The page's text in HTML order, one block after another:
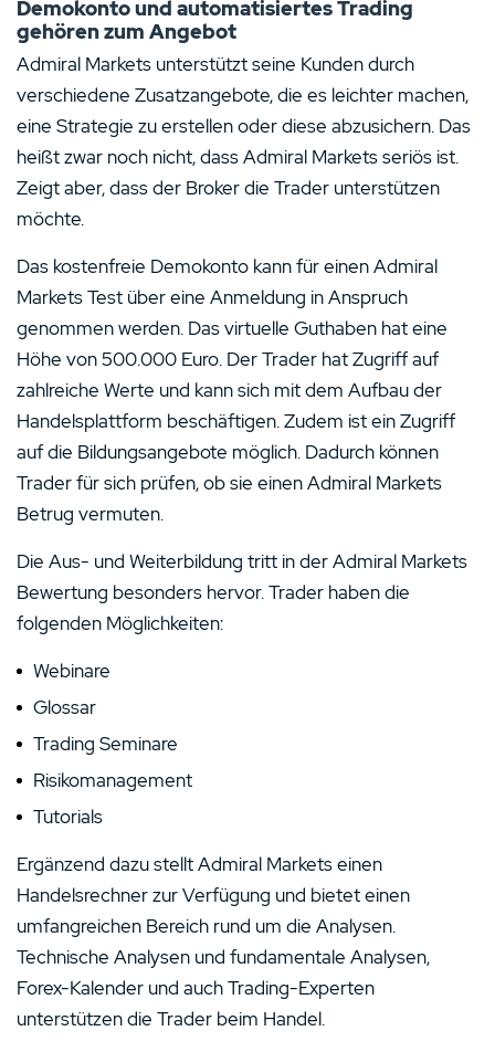
Demokonto und automatisiertes Trading
gehören zum Angebot
Admiral Markets unterstützt seine Kunden durch
verschiedene Zusatzangebote, die es leichter machen,
eine Strategie zu erstellen oder diese abzusichern. Das
heißt zwar noch nicht, dass Admiral Markets seriös ist.
Zeigt aber, dass der Broker die Trader unterstützen
möchte.
Das kostenfreie Demokonto kann für einen Admiral
Markets Test über eine Anmeldung in Anspruch
genommen werden. Das virtuelle Guthaben hat eine
Höhe von 500.000 Euro. Der Trader hat Zugriff auf
zahlreiche Werte und kann sich mit dem Aufbau der
Handelsplattform beschäftigen. Zudem ist ein Zugriff
auf die Bildungsangebote möglich. Dadurch können
Trader für sich prüfen, ob sie einen Admiral Markets
Betrug vermuten.
Die Aus- und Weiterbildung tritt in der Admiral Markets
Bewertung besonders hervor. Trader haben die
folgenden Möglichkeiten:
Webinare
Glossar
Trading Seminare
Risikomanagement
Tutorials
Ergänzend dazu stellt Admiral Markets einen
Handelsrechner zur Verfügung und bietet einen
umfangreichen Bereich rund um die Analysen.
Technische Analysen und fundamentale Analysen,
Forex-Kalender und auch Trading-Experten
unterstützen die Trader beim Handel.